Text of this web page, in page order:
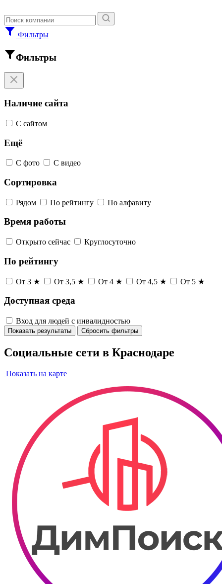
Фильтры
Фильтры
Наличие сайта
С сайтом
Ещё
С фото С видео
Сортировка
Рядом По рейтингу По алфавиту
Время работы
Открыто сейчас Круглосуточно
По рейтингу
От 3 ★ От 3,5 ★ От 4 ★ От 4,5 ★ От 5 ★
Доступная среда
Вход для людей с инвалидностью
Показать результаты Сбросить фильтры
Социальные сети в Краснодаре
Показать на карте